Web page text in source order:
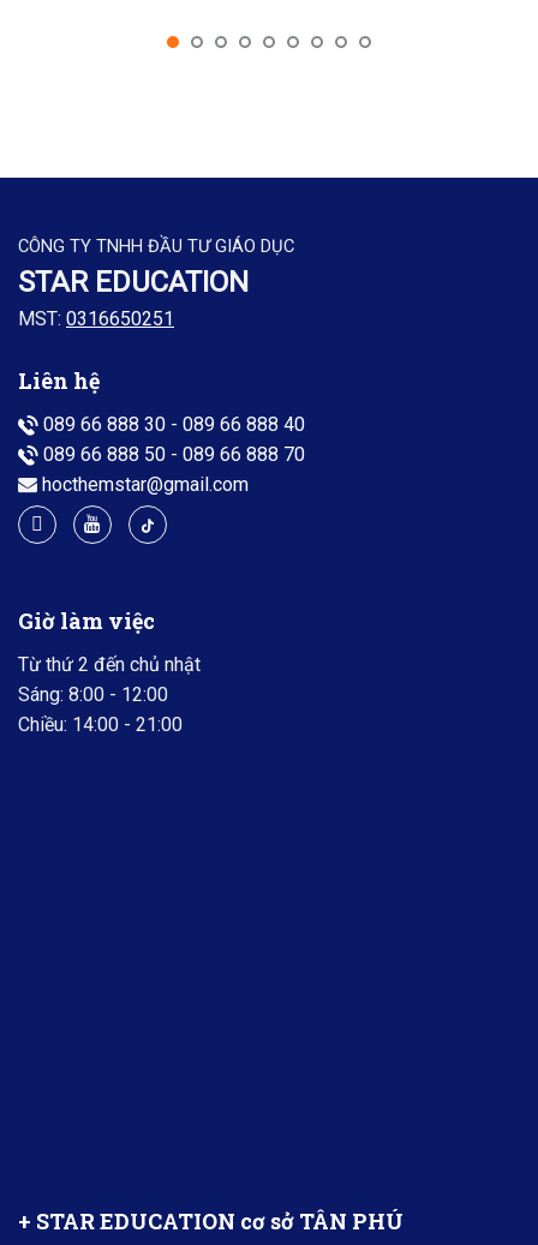
CÔNG TY TNHH ĐẦU TƯ GIÁO DỤC
STAR EDUCATION
MST: 0316650251
Liên hệ
089 66 888 30 - 089 66 888 40
089 66 888 50 - 089 66 888 70
hocthemstar@gmail.com
Giờ làm việc
Từ thứ 2 đến chủ nhật
Sáng: 8:00 - 12:00
Chiều: 14:00 - 21:00
+ STAR EDUCATION cơ sở TÂN PHÚ